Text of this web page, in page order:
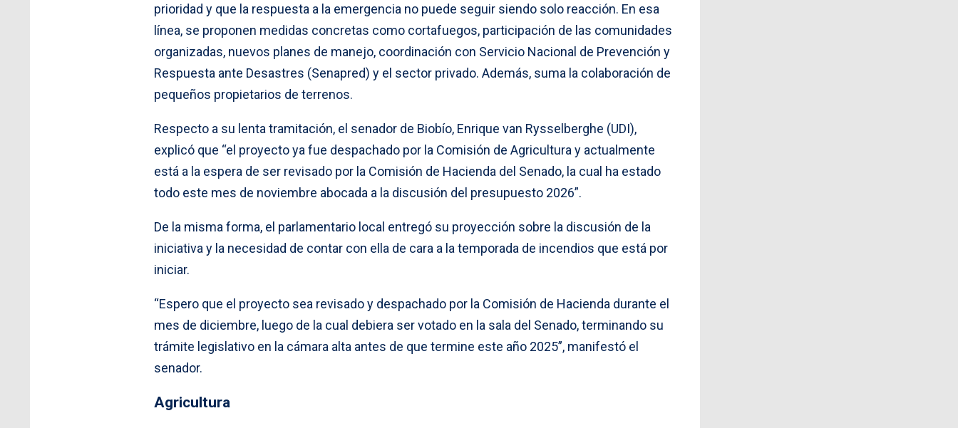
prioridad y que la respuesta a la emergencia no puede seguir siendo solo reacción. En esa
línea, se proponen medidas concretas como cortafuegos, participación de las comunidades
organizadas, nuevos planes de manejo, coordinación con Servicio Nacional de Prevención y
Respuesta ante Desastres (Senapred) y el sector privado. Además, suma la colaboración de
pequeños propietarios de terrenos.
Respecto a su lenta tramitación, el senador de Biobío, Enrique van Rysselberghe (UDI),
explicó que “el proyecto ya fue despachado por la Comisión de Agricultura y actualmente
está a la espera de ser revisado por la Comisión de Hacienda del Senado, la cual ha estado
todo este mes de noviembre abocada a la discusión del presupuesto 2026”.
De la misma forma, el parlamentario local entregó su proyección sobre la discusión de la
iniciativa y la necesidad de contar con ella de cara a la temporada de incendios que está por
iniciar.
“Espero que el proyecto sea revisado y despachado por la Comisión de Hacienda durante el
mes de diciembre, luego de la cual debiera ser votado en la sala del Senado, terminando su
trámite legislativo en la cámara alta antes de que termine este año 2025”, manifestó el
senador.
Agricultura